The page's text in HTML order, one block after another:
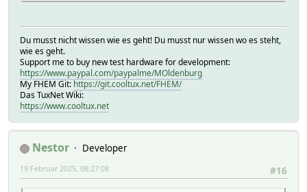
Du musst nicht wissen wie es geht! Du musst nur wissen wo es steht,
wie es geht.
Support me to buy new test hardware for development:
https://www.paypal.com/paypalme/MOldenburg
My FHEM Git: https://git.cooltux.net/FHEM/
Das TuxNet Wiki:
https://www.cooltux.net
Nestor
Developer
#16
19 Februar 2025, 08:27:08